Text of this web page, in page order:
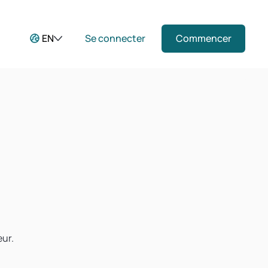
EN Se connecter Commencer